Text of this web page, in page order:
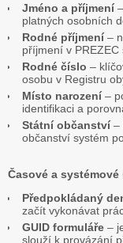
Jméno a příjmení–
platných osobních
Rodné příjmení–
příjmení v
Rodné číslo –
osobu v Registru
Místo narození–
identifikaci a
Státní občanství–
občanství systém
Časové a systémové
Předpokládaný
začít vykonávat
GUID formuláře –
slouží k provázání